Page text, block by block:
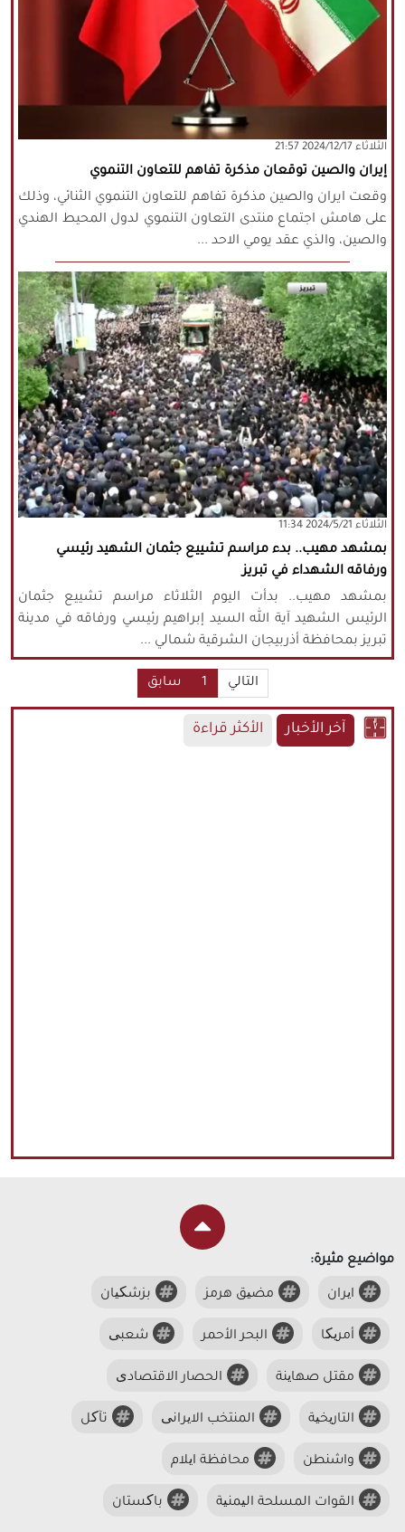
‫‫الثلاثاء‬‬ 2024/12/17 21:57
إيران والصين توقعان مذكرة تفاهم للتعاون التنموي
وقعت ايران والصين مذكرة تفاهم للتعاون التنموي الثنائي، وذلك
على هامش اجتماع منتدى التعاون التنموي لدول المحيط الهندي
والصين، والذي عقد يومي الاحد ...
‫‫الثلاثاء‬‬ 2024/5/21 11:34
بمشهد مهيب.. بدء مراسم تشييع جثمان الشهيد رئيسي
ورفاقه الشهداء في تبريز
بمشهد مهيب.. بدأت اليوم الثلاثاء مراسم تشييع جثمان
الرئيس الشهيد آية الله السيد إبراهيم رئيسي ورفاقه في مدينة
تبريز بمحافظة أذربيجان الشرقية شمالي ...
سابق 1 التالي
آخر الأخبار الأكثر قراءة
مواضيع مثيرة:
ایران مضیق هرمز بزشکیان
أمریکا البحر الأحمر شعبی
مقتل صهاینة الحصار الاقتصادی
التاریخیة المنتخب الایرانی تآکل
واشنطن محافظة ایلام
القوات المسلحة الیمنیة باکستان